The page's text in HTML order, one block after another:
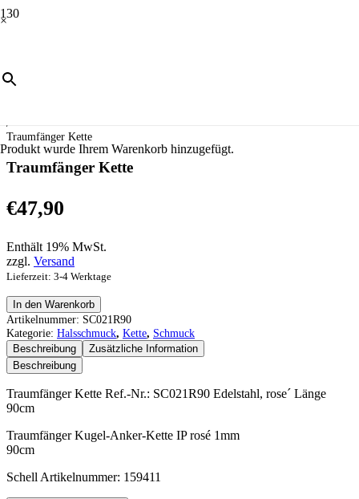
×
Produkt wurde Ihrem Warenkorb hinzugefügt.
Halsschmuck
/
Traumfänger Kette
Traumfänger Kette
€47,90
Enthält 19% MwSt.
zzgl. Versand
Lieferzeit: 3-4 Werktage
Traumfänger
Kette
Menge
In den Warenkorb
Artikelnummer: SC021R90
Kategorie: Halsschmuck, Kette, Schmuck
Beschreibung
Zusätzliche Information
Beschreibung
Traumfänger Kette Ref.-Nr.: SC021R90 Edelstahl, rose´ Länge
90cm
Traumfänger Kugel-Anker-Kette IP rosé 1mm
90cm
Schell Artikelnummer: 159411